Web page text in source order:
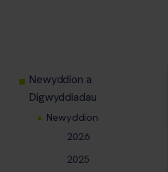
Newyddion a
Digwyddiadau
Newyddion
2026
2025